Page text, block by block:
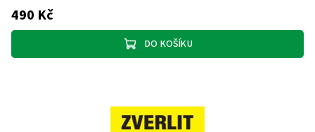
490 Kč
DO KOŠÍKU